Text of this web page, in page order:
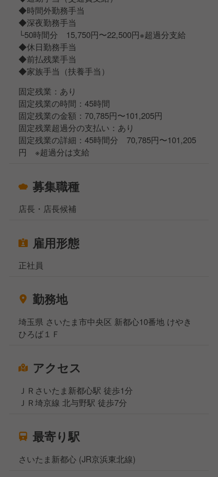
◆時間外勤務手当
◆深夜勤務手当
└50時間分 15,750円〜22,500円※超過分支給
◆休日勤務手当
◆前払残業手当
◆家族手当（扶養手当）
固定残業：あり
固定残業の時間：45時間
固定残業の金額：70,785円〜101,205円
固定残業超過分の支払い：あり
固定残業の詳細：45時間分 70,785円〜101,205
円 ※超過分は支給
募集職種
店長・店長候補
雇用形態
正社員
勤務地
埼玉県 さいたま市中央区 新都心10番地 けやき
ひろば１Ｆ
アクセス
ＪＲさいたま新都心駅 徒歩1分
ＪＲ埼京線 北与野駅 徒歩7分
最寄り駅
さいたま新都心 (JR京浜東北線)